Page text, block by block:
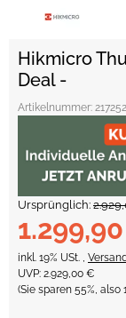
Hikmicro
Deal -
Artikelnummer:
Ursprünglich:
inkl. 19% USt. ,
UVP: 2.929,00 €
(Sie sparen 55%, also